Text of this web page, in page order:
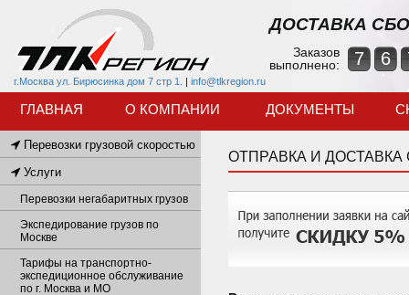
г.Москва ул. Бирюсинка дом 7 стр 1. | info@tlkregion.ru
ДОСТАВКА
Заказов
выполнено:
7 6
ГЛАВНАЯ О КОМПАНИИ ДОКУМЕНТЫ
ОТПРАВКА И
Перевозки грузовой скоростью
Услуги
Перевозки негабаритных грузов
Экспедирование грузов по
Москве
Тарифы на транспортно-
экспедиционное обслуживание
по г. Москва и МО